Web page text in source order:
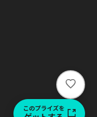
い
ね
このプライズを